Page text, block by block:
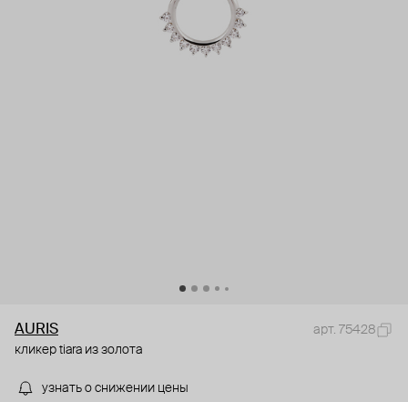
AURIS
арт. 75428
кликер tiara из золота
узнать о снижении цены